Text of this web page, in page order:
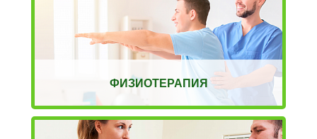
ФИЗИОТЕРАПИЯ